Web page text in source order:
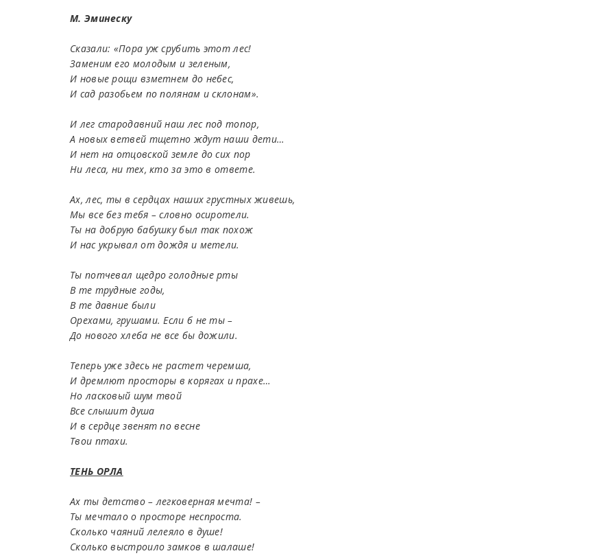
М. Эминеску
Сказали: «Пора уж срубить этот лес!
Заменим его молодым и зеленым,
И новые рощи взметнем до небес,
И сад разобьем по полянам и склонам».
И лег стародавний наш лес под топор,
А новых ветвей тщетно ждут наши дети…
И нет на отцовской земле до сих пор
Ни леса, ни тех, кто за это в ответе.
Ах, лес, ты в сердцах наших грустных живешь,
Мы все без тебя – словно осиротели.
Ты на добрую бабушку был так похож
И нас укрывал от дождя и метели.
Ты потчевал щедро голодные рты
В те трудные годы,
В те давние были
Орехами, грушами. Если б не ты –
До нового хлеба не все бы дожили.
Теперь уже здесь не растет черемша,
И дремлют просторы в корягах и прахе…
Но ласковый шум твой
Все слышит душа
И в сердце звенят по весне
Твои птахи.
ТЕНЬ ОРЛА
Ах ты детство – легковерная мечта! –
Ты мечтало о просторе неспроста.
Сколько чаяний лелеяло в душе!
Сколько выстроило замков в шалаше!